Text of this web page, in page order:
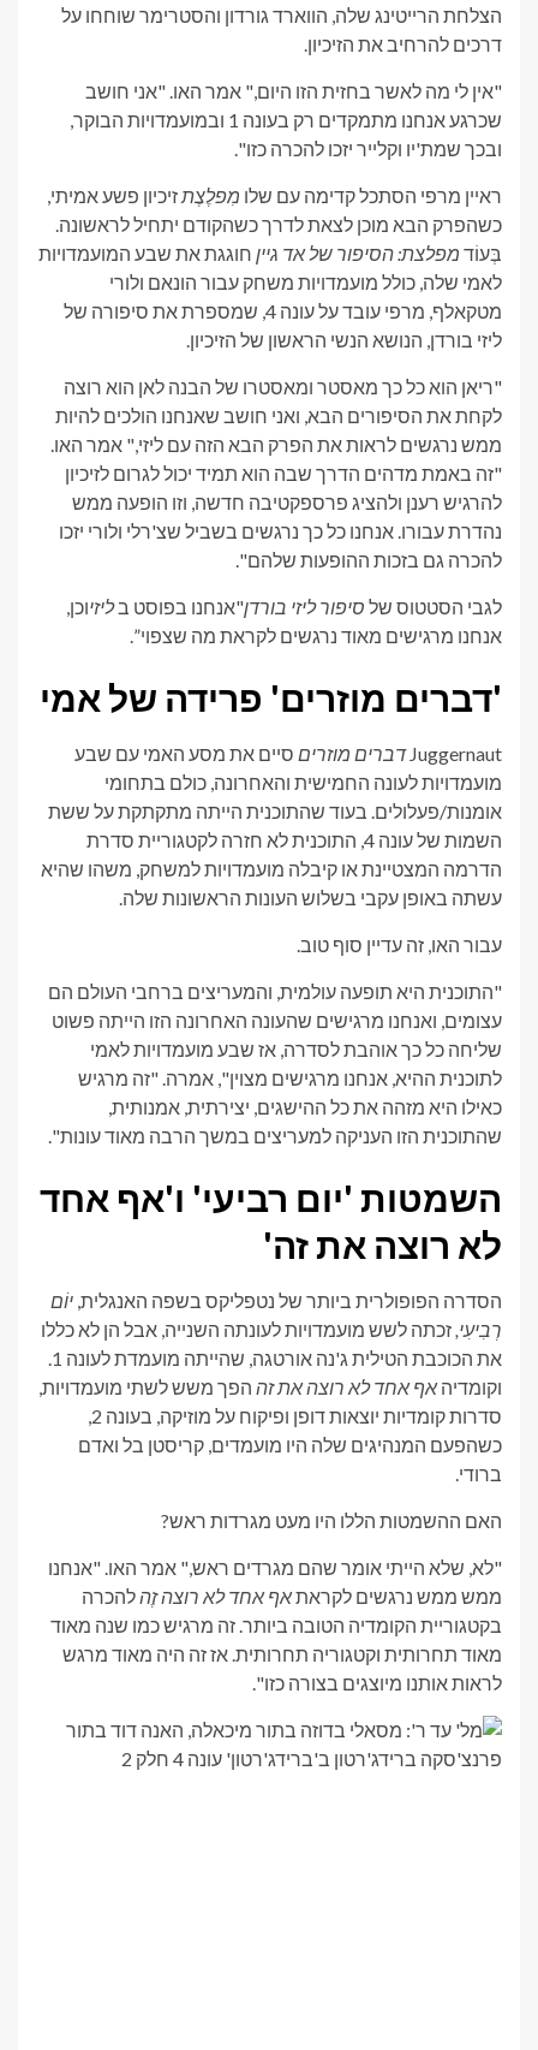
הצלחת הרייטינג שלה, הווארד גורדון והסטרימר שוחחו על
דרכים להרחיב את הזיכיון.
"אין לי מה לאשר בחזית הזו היום," אמר האו. "אני חושב
שכרגע אנחנו מתמקדים רק בעונה 1 ובמועמדויות הבוקר,
ובכך שמת'יו וקלייר יזכו להכרה כזו".
ראיין מרפי הסתכל קדימה עם שלו מִפלֶצֶתזיכיון פשע אמיתי,
כשהפרק הבא מוכן לצאת לדרך כשהקודם יתחיל לראשונה.
בְּעוֹד מפלצת: הסיפור של אד גיין חוגגת את שבע המועמדויות
לאמי שלה, כולל מועמדויות משחק עבור הונאם ולורי
מטקאלף, מרפי עובד על עונה 4, שמספרת את סיפורה של
ליזי בורדן, הנושא הנשי הראשון של הזיכיון.
"ריאן הוא כל כך מאסטר ומאסטרו של הבנה לאן הוא רוצה
לקחת את הסיפורים הבא, ואני חושב שאנחנו הולכים להיות
ממש נרגשים לראות את הפרק הבא הזה עם ליזי," אמר האו.
"זה באמת מדהים הדרך שבה הוא תמיד יכול לגרום לזיכיון
להרגיש רענן ולהציג פרספקטיבה חדשה, וזו הופעה ממש
נהדרת עבורו. אנחנו כל כך נרגשים בשביל שצ'רלי ולורי יזכו
להכרה גם בזכות ההופעות שלהם".
לגבי הסטטוס של סיפור ליזי בורדן"אנחנו בפוסט בליזיוכן,
אנחנו מרגישים מאוד נרגשים לקראת מה שצפוי”.
'דברים מוזרים' פרידה של אמי
Juggernaut דברים מוזרים סיים את מסע האמי עם שבע
מועמדויות לעונה החמישית והאחרונה, כולם בתחומי
אומנות/פעלולים. בעוד שהתוכנית הייתה מתקתקת על ששת
השמות של עונה 4, התוכנית לא חזרה לקטגוריית סדרת
הדרמה המצטיינת או קיבלה מועמדויות למשחק, משהו שהיא
עשתה באופן עקבי בשלוש העונות הראשונות שלה.
עבור האו, זה עדיין סוף טוב.
"התוכנית היא תופעה עולמית, והמעריצים ברחבי העולם הם
עצומים, ואנחנו מרגישים שהעונה האחרונה הזו הייתה פשוט
שליחה כל כך אוהבת לסדרה, אז שבע מועמדויות לאמי
לתוכנית ההיא, אנחנו מרגישים מצוין", אמרה. "זה מרגיש
כאילו היא מזהה את כל ההישגים, יצירתית, אמנותית,
שהתוכנית הזו העניקה למעריצים במשך הרבה מאוד עונות".
השמטות 'יום רביעי' ו'אף אחד
לא רוצה את זה'
הסדרה הפופולרית ביותר של נטפליקס בשפה האנגלית, יוֹם
רְבִיעִי,זכתה לשש מועמדויות לעונתה השנייה, אבל הן לא כללו
את הכוכבת הטילית ג'נה אורטגה, שהייתה מועמדת לעונה 1.
וקומדיהאף אחד לא רוצה את זה הפך משש לשתי מועמדויות,
סדרות קומדיות יוצאות דופן ופיקוח על מוזיקה, בעונה 2,
כשהפעם המנהיגים שלה היו מועמדים, קריסטן בל ואדם
ברודי.
האם ההשמטות הללו היו מעט מגרדות ראש?
"לא, שלא הייתי אומר שהם מגרדים ראש," אמר האו. "אנחנו
ממש ממש נרגשים לקראתאף אחד לא רוצהזֶהלהכרה
בקטגוריית הקומדיה הטובה ביותר. זה מרגיש כמו שנה מאוד
מאוד תחרותית וקטגוריה תחרותית. אז זה היה מאוד מרגש
לראות אותנו מיוצגים בצורה כזו".